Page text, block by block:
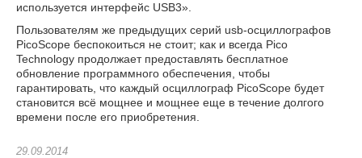
используется интерфейс USB3».
Пользователям же предыдущих серий usb-осциллографов
PicoScope беспокоиться не стоит; как и всегда Pico
Technology продолжает предоставлять бесплатное
обновление программного обеспечения, чтобы
гарантировать, что каждый осциллограф PicoScope будет
становится всё мощнее и мощнее еще в течение долгого
времени после его приобретения.
29.09.2014